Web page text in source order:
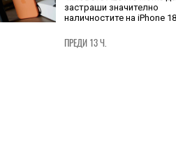
TECH
застраши значително